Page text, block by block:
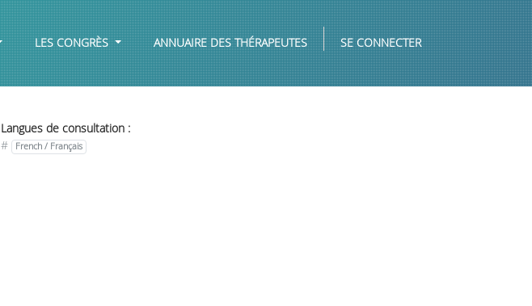
LES CONGRÈS ANNUAIRE DES THÉRAPEUTES SE CONNECTER
Langues de consultation :
#
French / Français